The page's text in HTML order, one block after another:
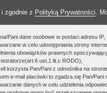
zgodnie z Polityką Prywatności.
Pani dane osobowe w postaci adresu IP,
w celu udostępniania strony
obowiązków prawnych
ust.1 lit.c RODO),
korzysta Pan/Pani z odnośnika na
e-mail placówki to zgadza się Pan/Pani
danych w celu udzielenia